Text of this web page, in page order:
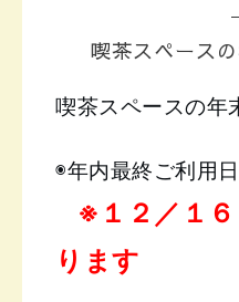
喫茶スペース
喫茶スペースの年
◉年内最終ご利用
※１２／１
ります